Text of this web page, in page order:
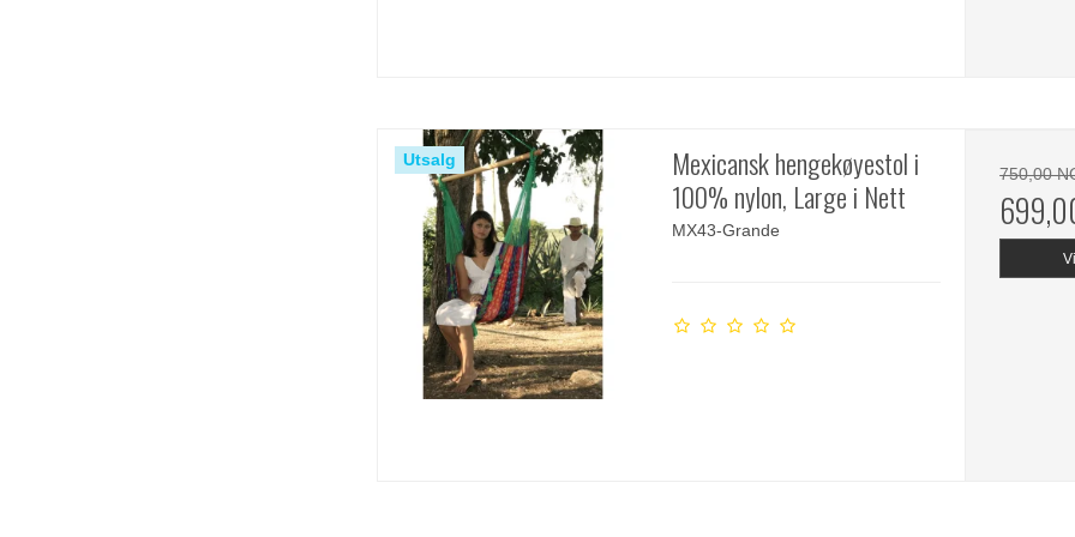
Utsalg
Mexicansk hengekøyestol i
100% nylon, Large i Nett
MX43-Grande
750,00